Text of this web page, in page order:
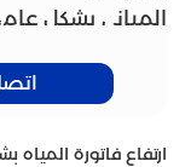
المباني بشكل
الأشخاص الذين
والحوائط بشكل
ارتفاع فاتورة